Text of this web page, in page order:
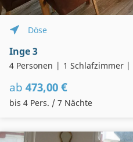
Döse
Inge 3
4 Personen 1 Schlafzimmer
ab 473,00 €
bis 4 Pers. / 7 Nächte